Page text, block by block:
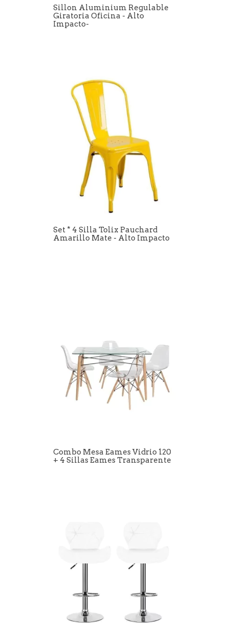
Sillon Aluminium Regulable
Giratoria Oficina - Alto
Impacto-
Set * 4 Silla Tolix Pauchard
Amarillo Mate - Alto Impacto
Combo Mesa Eames Vidrio 120
+ 4 Sillas Eames Transparente